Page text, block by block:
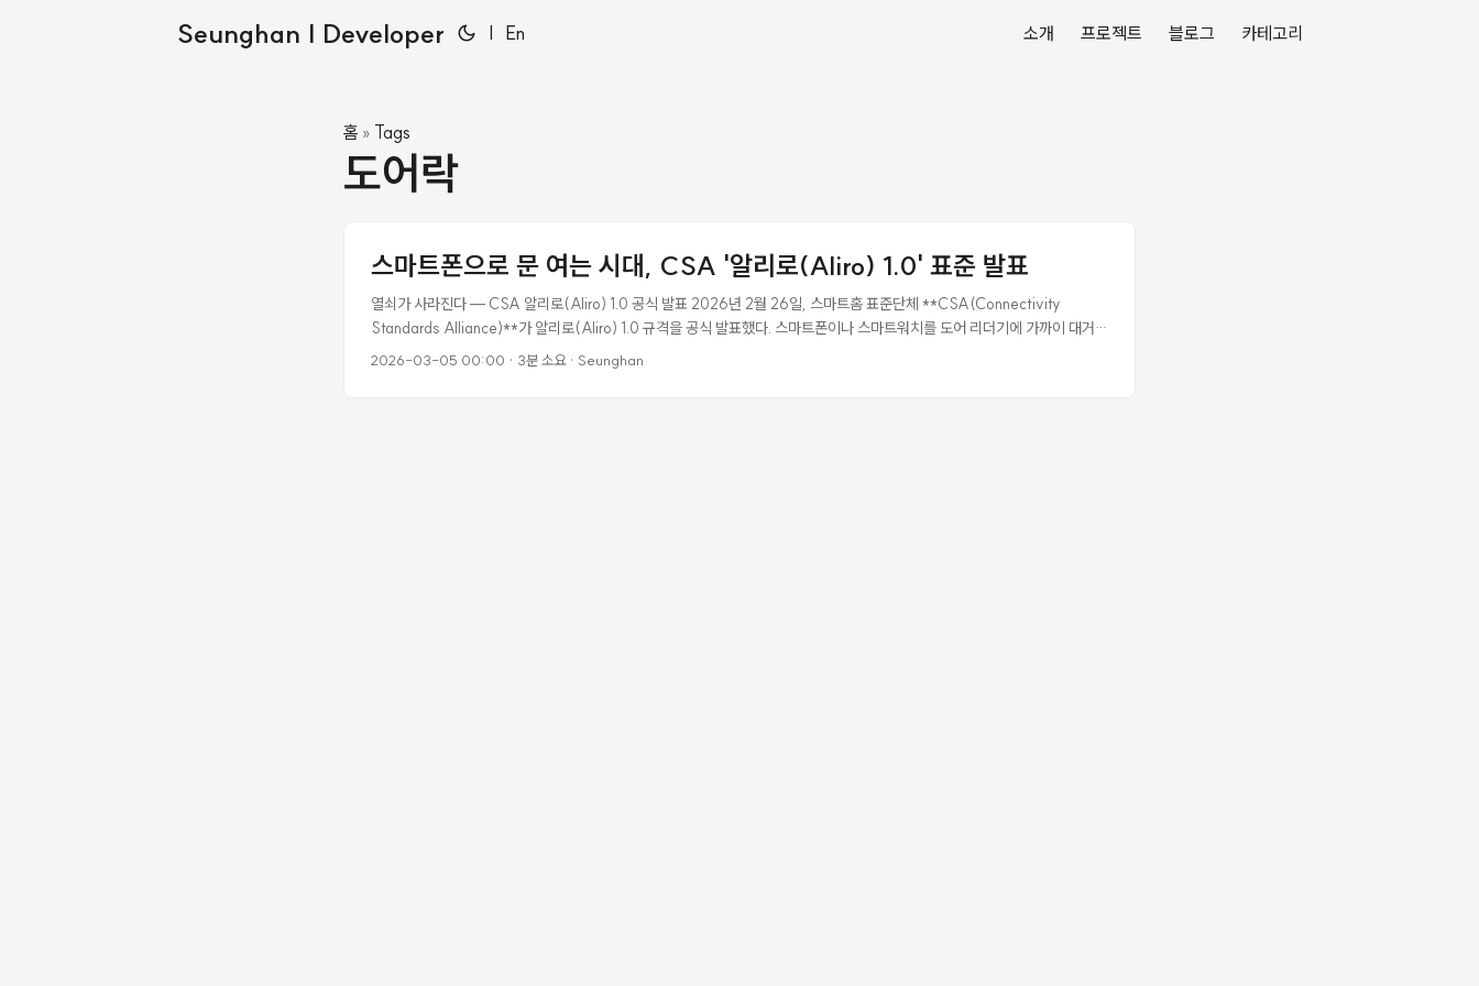
Seunghan | Developer | En 소개 프로젝트 블로그 카테고리
홈 » Tags
도어락
스마트폰으로 문 여는 시대, CSA '알리로(Aliro) 1.0' 표준 발표
열쇠가 사라진다 — CSA 알리로(Aliro) 1.0 공식 발표 2026년 2월 26일, 스마트홈 표준단체 **CSA(Connectivity
Standards Alliance)**가 알리로(Aliro) 1.0 규격을 공식 발표했다. 스마트폰이나 스마트워치를 도어 리더기에 가까이 대거
나, 심지어 손 하나 들지 않고 문 앞에 다가가는 것만으로 잠금이 해제되는 기술이다. 알리로(Aliro)란? 알리로는 디지털 출입 자
2026-03-05 00:00 · 3분 소요· Seunghan